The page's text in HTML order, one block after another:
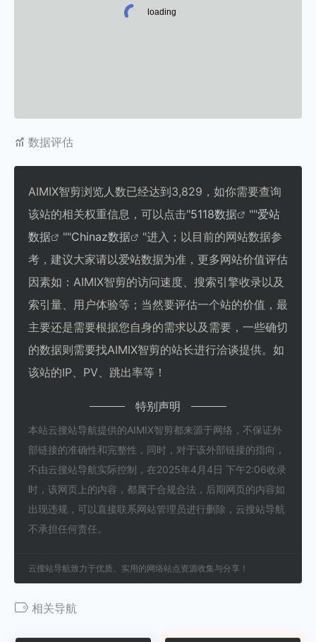
数据评估
AIMIX智剪浏览人数已经达到3,829，如你需要查询
该站的相关权重信息，可以点击"5118数据 ""爱站
数据
""Chinaz数据
"进入；以目前的网站数据参
考，建议大家请以爱站数据为准，更多网站价值评估
因素如：AIMIX智剪的访问速度、搜索引擎收录以及
索引量、用户体验等；当然要评估一个站的价值，最
主要还是需要根据您自身的需求以及需要，一些确切
的数据则需要找AIMIX智剪的站长进行洽谈提供。如
该站的IP、PV、跳出率等！
特别声明
本站云搜站导航提供的AIMIX智剪都来源于网络，不保证外
部链接的准确性和完整性，同时，对于该外部链接的指向，
不由云搜站导航实际控制，在2025年4月4日 下午2:06收录
时，该网页上的内容，都属于合规合法，后期网页的内容如
出现违规，可以直接联系网站管理员进行删除，云搜站导航
不承担任何责任。
云搜站导航致力于优质、实用的网络站点资源收集与分享！
相关导航